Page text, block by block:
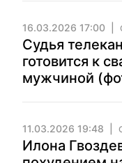
16.03.2026 17:00
Судья
готовится к
мужчиной
11.03.2026 19:48
Илона